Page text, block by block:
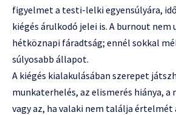
figyelmet a testi-lelki egyensúlyára,
kiégés árulkodó jelei is. A burnout nem
hétköznapi fáradtság; ennél sokkal
súlyosabb állapot.
A kiégés kialakulásában szerepet
munkaterhelés, az elismerés hiánya,
vagy az, ha valaki nem találja értelmét